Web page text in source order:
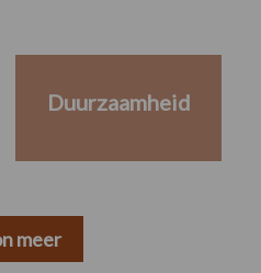
Duurzaamheid
meer